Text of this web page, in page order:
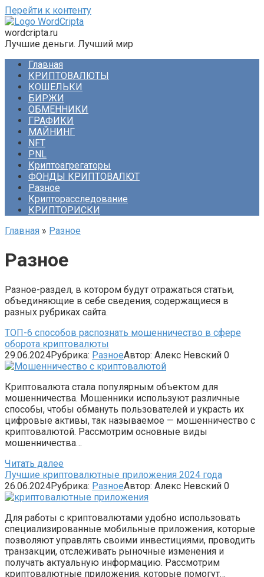
Перейти к контенту
wordcripta.ru
Лучшие деньги. Лучший мир
Главная
КРИПТОВАЛЮТЫ
КОШЕЛЬКИ
БИРЖИ
ОБМЕННИКИ
ГРАФИКИ
МАЙНИНГ
NFT
PNL
Криптоагрегаторы
ФОНДЫ КРИПТОВАЛЮТ
Разное
Крипторасследование
КРИПТОРИСКИ
Главная » Разное
Разное
Разное-раздел, в котором будут отражаться статьи,
объединяющие в себе сведения, содержащиеся в
разных рубриках сайта.
ТОП-6 способов распознать мошенничество в сфере
оборота криптовалюты
29.06.2024Рубрика: РазноеАвтор: Алекс Невский 0
Криптовалюта стала популярным объектом для
мошенничества. Мошенники используют различные
способы, чтобы обмануть пользователей и украсть их
цифровые активы, так называемое — мошенничество с
криптовалютой. Рассмотрим основные виды
мошенничества…
Читать далее
Лучшие криптовалютные приложения 2024 года
26.06.2024Рубрика: РазноеАвтор: Алекс Невский 0
Для работы с криптовалютами удобно использовать
специализированные мобильные приложения, которые
позволяют управлять своими инвестициями, проводить
транзакции, отслеживать рыночные изменения и
получать актуальную информацию. Рассмотрим
криптовалютные приложения, которые помогут…